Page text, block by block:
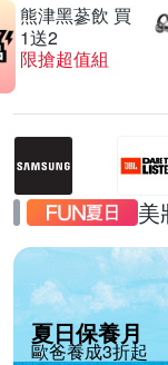
熊津黑蔘飲 買
1送2
限搶超值組
美
夏日保養月
歐爸養成3折起